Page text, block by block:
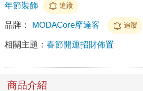
年節裝飾
追蹤
品牌： MODACore摩達客 追蹤
相關主題： 春節開運招財佈置
商品介紹